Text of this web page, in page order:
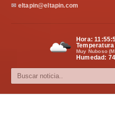
Política
Cultura
✉ eltapin@eltapin.com
Hora:
Muy Nuboso
Humedad: